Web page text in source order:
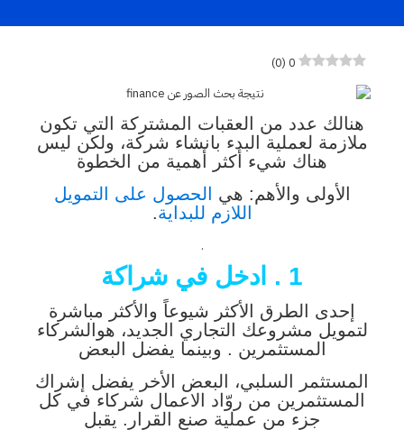
0
(
0
)
هنالك عدد من العقبات المشتركة التي تكون
ملازمة لعملية البدء بانشاء شركة، ولكن ليس
هناك شيء أكثر أهمية من الخطوة
الأولى والأهم: هي
الحصول على التمويل
اللازم للبداية.
.
1 . ادخل في شراكة
إحدى الطرق الأكثر شيوعاً والأكثر مباشرة
لتمويل مشروعك التجاري الجديد، هوالشركاء
المستثمرين . وبينما يفضل البعض
المستثمر السلبي، البعض الأخر يفضل إشراك
المستثمرين من روّاد الاعمال شركاء في كل
جزء من عملية صنع القرار. يقبل